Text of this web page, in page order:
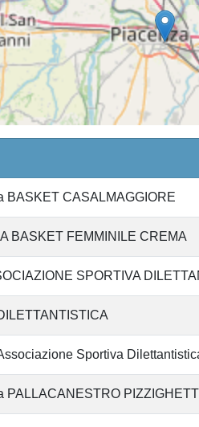
BASKET CASALMAGGIORE
BASKET FEMMINILE CREMA
SPORTIVA
Sportiva
PALLACANESTRO